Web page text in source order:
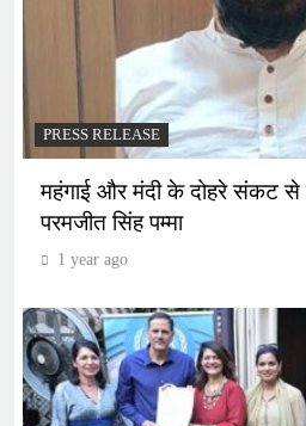
PRESS RELEASE
महंगाई और मंदी के दोहरे संकट से
परमजीत सिंह पम्मा
1 year ago